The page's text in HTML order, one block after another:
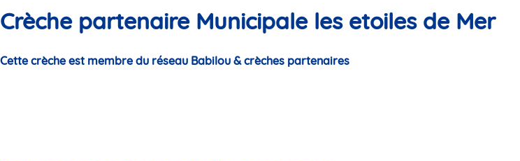
Crèche partenaire Municipale les etoiles de Mer
Cette crèche est membre du réseau Babilou & crèches partenaires